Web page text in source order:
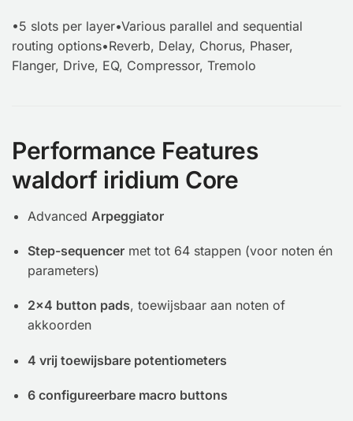
•5 slots per layer•Various parallel and sequential
routing options•Reverb, Delay, Chorus, Phaser,
Flanger, Drive, EQ, Compressor, Tremolo
Performance Features
waldorf iridium Core
Advanced Arpeggiator
Step-sequencer met tot 64 stappen (voor noten én
parameters)
2×4 button pads, toewijsbaar aan noten of
akkoorden
4 vrij toewijsbare potentiometers
6 configureerbare macro buttons